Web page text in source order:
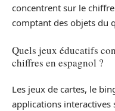
concentrent sur le
comptant des objets du
Quels jeux éducatifs
chiffres en espagnol ?
Les jeux de cartes, le
applications interactives